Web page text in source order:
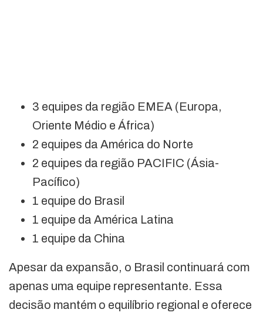
3 equipes da região EMEA (Europa,
Oriente Médio e África)
2 equipes da América do Norte
2 equipes da região PACIFIC (Ásia-
Pacífico)
1 equipe do Brasil
1 equipe da América Latina
1 equipe da China
Apesar da expansão, o Brasil continuará com
apenas uma equipe representante. Essa
decisão mantém o equilíbrio regional e oferece